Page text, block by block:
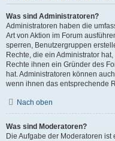
Was sind Administratoren?
Administratoren haben die
Art von Aktion im Forum
sperren, Benutzergruppen
Rechte, die ein Administrator
Rechte ihnen ein Gründer des
hat. Administratoren können
wenn ihnen das entsprechende
Nach oben
Was sind Moderatoren?
Die Aufgabe der Moderatoren